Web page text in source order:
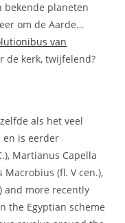
bekende planeten
om de Aarde…
van
de kerk, twijfelend?
als het veel
en is eerder
Martianus Capella
Macrobius (fl. V cen.),
and more recently
the Egyptian scheme